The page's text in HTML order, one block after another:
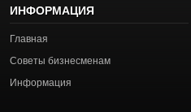
ИНФОРМАЦИЯ
Главная
Советы бизнесменам
Информация